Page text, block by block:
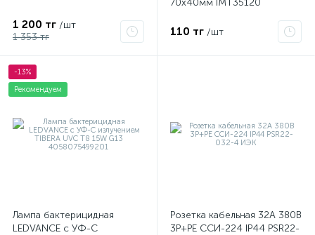
1 200 тг /шт
1 353 тг
70х40мм IMT35120
110 тг /шт
-13%
Рекомендуем
Лампа бактерицидная
LEDVANCE с УФ-С
Розетка кабельная 32А 380В
3P+PЕ ССИ-224 IP44 PSR22-